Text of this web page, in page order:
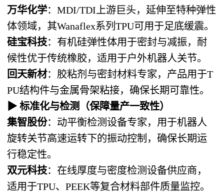
万华化学：MDI/TDI上游巨头，延伸至特种弹性
体领域，其Wanaflex系列TPU可用于足底缓震。
硅宝科技：有机硅弹性体用于密封与减振，耐
候性优于传统橡胶，适用于户外机器人关节。
回天新材：胶粘剂与密封材料专家，产品用于T
PU结构件与金属骨架粘接，确保长期可靠性。
▶标准化与检测
（保障量产一致性）
集智股份：动平衡检测设备专家，用于机器人
旋转关节高速运转下的振动控制，确保长期运
行稳定性。
双元科技：在线厚度与密度检测设备供应商，
适用于TPU、PEEK等复合材料部件质量监控。